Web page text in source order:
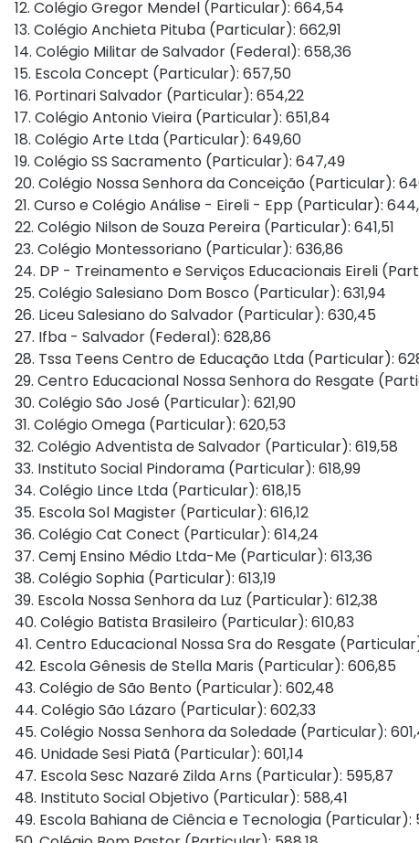
12. Colégio Gregor Mendel (Particular): 664,54
13. Colégio Anchieta Pituba (Particular): 662,91
14. Colégio Militar de Salvador (Federal): 658,36
15. Escola Concept (Particular): 657,50
16. Portinari Salvador (Particular): 654,22
17. Colégio Antonio Vieira (Particular): 651,84
18. Colégio Arte Ltda (Particular): 649,60
19. Colégio SS Sacramento (Particular): 647,49
20. Colégio Nossa Senhora da Conceição (Particular):
21. Curso e Colégio Análise - Eireli - Epp (Particular):
22. Colégio Nilson de Souza Pereira (Particular): 641,51
23. Colégio Montessoriano (Particular): 636,86
24. DP - Treinamento e Serviços Educacionais Eireli
25. Colégio Salesiano Dom Bosco (Particular): 631,94
26. Liceu Salesiano do Salvador (Particular): 630,45
27. Ifba - Salvador (Federal): 628,86
28. Tssa Teens Centro de Educação Ltda (Particular):
29. Centro Educacional Nossa Senhora do Resgate
30. Colégio São José (Particular): 621,90
31. Colégio Omega (Particular): 620,53
32. Colégio Adventista de Salvador (Particular): 619,58
33. Instituto Social Pindorama (Particular): 618,99
34. Colégio Lince Ltda (Particular): 618,15
35. Escola Sol Magister (Particular): 616,12
36. Colégio Cat Conect (Particular): 614,24
37. Cemj Ensino Médio Ltda-Me (Particular): 613,36
38. Colégio Sophia (Particular): 613,19
39. Escola Nossa Senhora da Luz (Particular): 612,38
40. Colégio Batista Brasileiro (Particular): 610,83
41. Centro Educacional Nossa Sra do Resgate
42. Escola Gênesis de Stella Maris (Particular): 606,85
43. Colégio de São Bento (Particular): 602,48
44. Colégio São Lázaro (Particular): 602,33
45. Colégio Nossa Senhora da Soledade (Particular):
46. Unidade Sesi Piatã (Particular): 601,14
47. Escola Sesc Nazaré Zilda Arns (Particular): 595,87
48. Instituto Social Objetivo (Particular): 588,41
49. Escola Bahiana de Ciência e Tecnologia (Particular):